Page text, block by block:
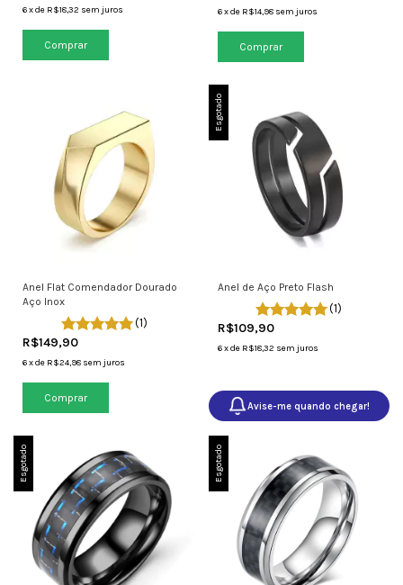
6xde R$18,32 sem juros
Comprar
6 xde R$14,98 sem juros
Comprar
Anel Flat Comendador Dourado
Aço Inox
(1)
R$149,90
6xde R$24,98 sem juros
Comprar
Esgotado
Anel de Aço Preto Flash
(1)
R$109,90
6 xde R$18,32 sem juros
Avise-me quando chegar!
Esgotado Esgotado